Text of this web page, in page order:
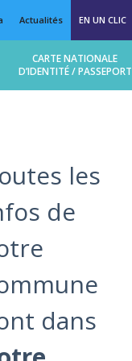
Actualités EN UN CLIC
CARTE NATIONALE
D’IDENTITÉ / PASSEPORT
les
de
dans